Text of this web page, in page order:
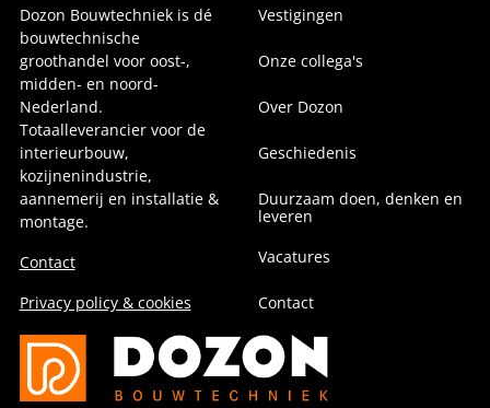
Dozon Bouwtechniek is dé
bouwtechnische
groothandel voor oost-,
midden- en noord-
Nederland.
Totaalleverancier voor de
interieurbouw,
kozijnenindustrie,
aannemerij en installatie &
montage.
Contact
Privacy policy & cookies
Vestigingen
Onze collega's
Over Dozon
Geschiedenis
Duurzaam doen, denken en
leveren
Vacatures
Contact